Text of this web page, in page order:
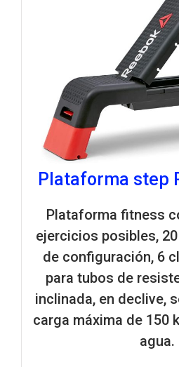
Plataforma step
Plataforma fitness
ejercicios posibles,
de configuración, 6
para tubos de
inclinada, en declive,
carga máxima de 150
agua.